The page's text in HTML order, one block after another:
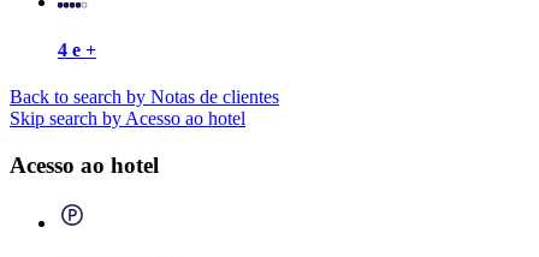
4 e +
Back to search by Notas de clientes
Skip search by Acesso ao hotel
Acesso ao hotel